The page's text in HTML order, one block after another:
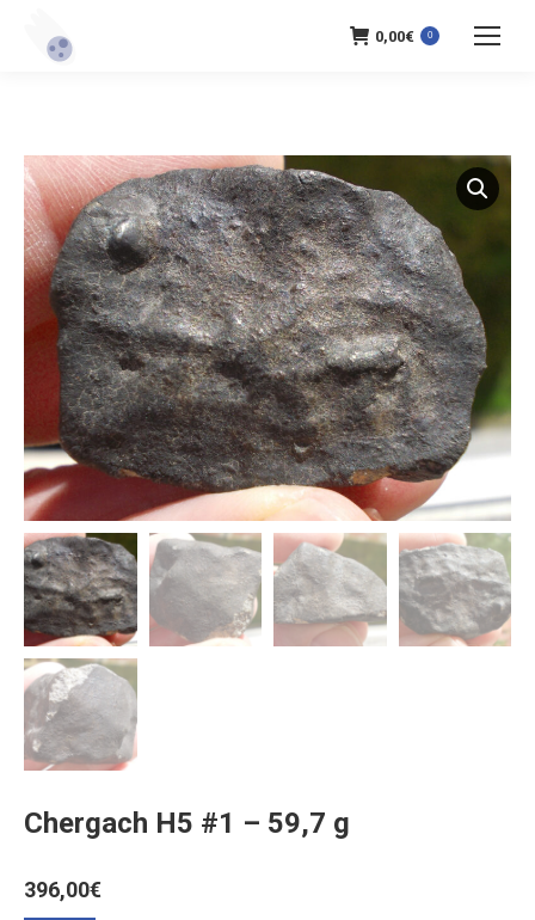
0,00€ 0
Chergach H5 #1 – 59,7 g
396,00€